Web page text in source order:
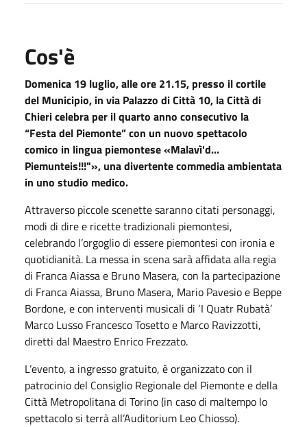
Cos'è
Domenica 19 luglio, alle ore 21.15, presso il cortile
del Municipio, in via Palazzo di Città 10, la Città di
Chieri celebra per il quarto anno consecutivo la
“Festa del Piemonte” con un nuovo spettacolo
comico in lingua piemontese «Malavì'd...
Piemunteis!!!"», una divertente commediaambientata
in uno studio medico.
Attraverso piccole scenette saranno citati personaggi,
modi di dire e ricette tradizionali piemontesi,
celebrando l’orgoglio di essere piemontesi con ironia e
quotidianità. La messa in scena sarà affidata alla regia
di Franca Aiassa e Bruno Masera, con la partecipazione
di Franca Aiassa, Bruno Masera, Mario Pavesio e Beppe
Bordone, e con interventi musicali di ‘I Quatr Rubatà’
Marco Lusso Francesco Tosetto e Marco Ravizzotti,
diretti dal Maestro Enrico Frezzato.
L’evento, a ingresso gratuito, è organizzato con il
patrocinio del Consiglio Regionale del Piemonte e della
Città Metropolitana di Torino (in caso di maltempo lo
spettacolo si terrà all’Auditorium Leo Chiosso).